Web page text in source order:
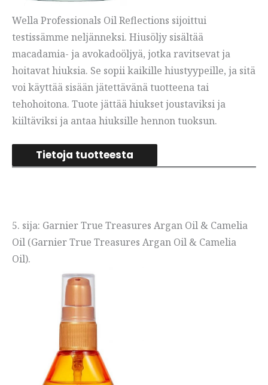
Wella Professionals Oil Reflections sijoittui
testissämme neljänneksi. Hiusöljy sisältää
macadamia- ja avokadoöljyä, jotka ravitsevat ja
hoitavat hiuksia. Se sopii kaikille hiustyypeille, ja sitä
voi käyttää sisään jätettävänä tuotteena tai
tehohoitona. Tuote jättää hiukset joustaviksi ja
kiiltäviksi ja antaa hiuksille hennon tuoksun.
Tietoja tuotteesta
5. sija: Garnier True Treasures Argan Oil & Camelia
Oil (Garnier True Treasures Argan Oil & Camelia
Oil).